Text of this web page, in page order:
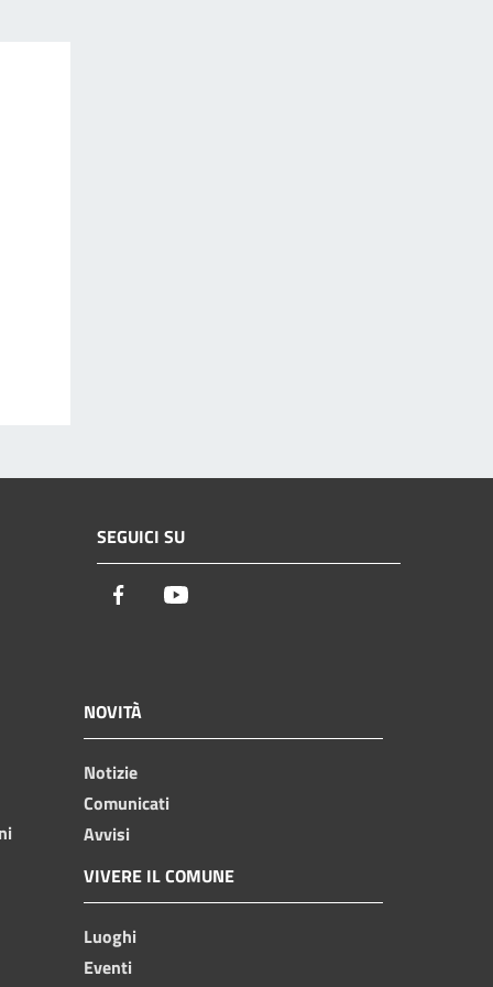
SEGUICI SU
Facebook
NOVITÀ
Notizie
Comunicati
Avvisi
VIVERE IL COMUNE
Luoghi
Eventi